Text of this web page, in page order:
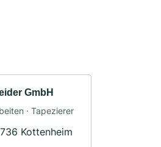
GmbH
· Tapezierer
Kottenheim